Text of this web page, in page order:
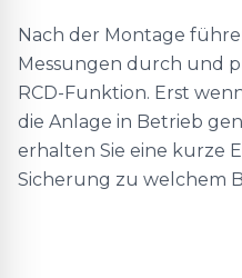
Nach der Montage
Messungen durch und
RCD-Funktion. Erst
die Anlage in Betrieb
erhalten Sie eine kurze
Sicherung zu welchem